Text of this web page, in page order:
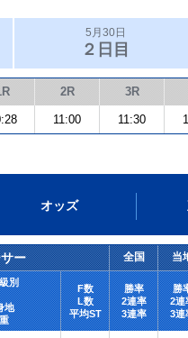
5月30日
２日目
2R 3R
11:00 11:30
オッズ
ー 全国 当
別
地
F数
L数
平均ST
勝率
2連率
3連率
勝
2連
3連